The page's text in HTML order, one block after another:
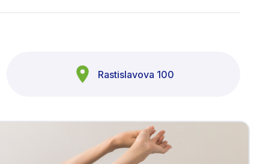
Rastislavova 100